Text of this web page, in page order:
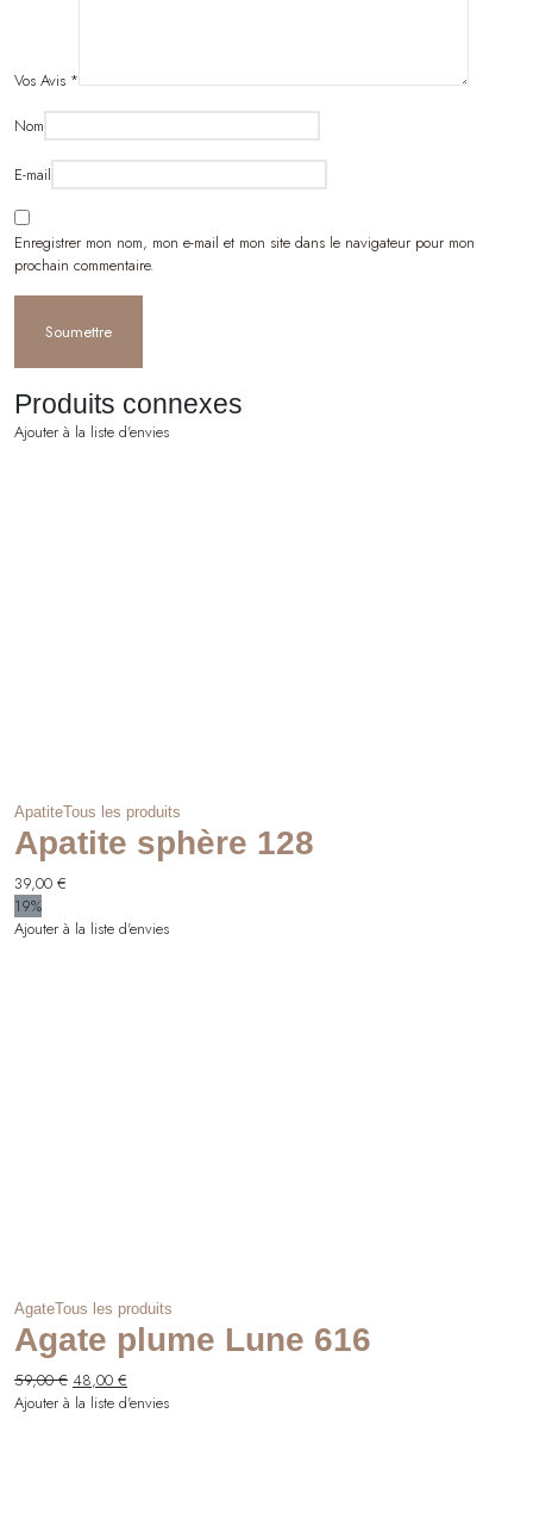
Vos Avis *
Nom
E-mail
Enregistrer mon nom, mon e-mail et mon site dans le navigateur pour mon
prochain commentaire.
Produits connexes
Ajouter à la liste d'envies
ApatiteTous les produits
Apatite sphère 128
39,00 €
19%
Ajouter à la liste d'envies
AgateTous les produits
Agate plume Lune 616
59,00€ Le
prix
48,00 €
prix
Ajouter à la liste d'envies